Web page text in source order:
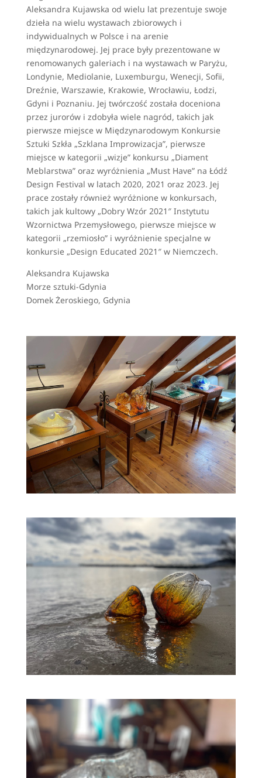
Aleksandra Kujawska od wielu lat prezentuje swoje
dzieła na wielu wystawach zbiorowych i
indywidualnych w Polsce i na arenie
międzynarodowej. Jej prace były prezentowane w
renomowanych galeriach i na wystawach w Paryżu,
Londynie, Mediolanie, Luxemburgu, Wenecji, Sofii,
Dreźnie, Warszawie, Krakowie, Wrocławiu, Łodzi,
Gdyni i Poznaniu. Jej twórczość została doceniona
przez jurorów i zdobyła wiele nagród, takich jak
pierwsze miejsce w Międzynarodowym Konkursie
Sztuki Szkła „Szklana Improwizacja”, pierwsze
miejsce w kategorii „wizje” konkursu „Diament
Meblarstwa” oraz wyróżnienia „Must Have” na Łódź
Design Festival w latach 2020, 2021 oraz 2023. Jej
prace zostały również wyróżnione w konkursach,
takich jak kultowy „Dobry Wzór 2021″ Instytutu
Wzornictwa Przemysłowego, pierwsze miejsce w
kategorii „rzemiosło” i wyróżnienie specjalne w
konkursie „Design Educated 2021″ w Niemczech.
Aleksandra Kujawska
Morze sztuki-Gdynia
Domek Żeroskiego, Gdynia